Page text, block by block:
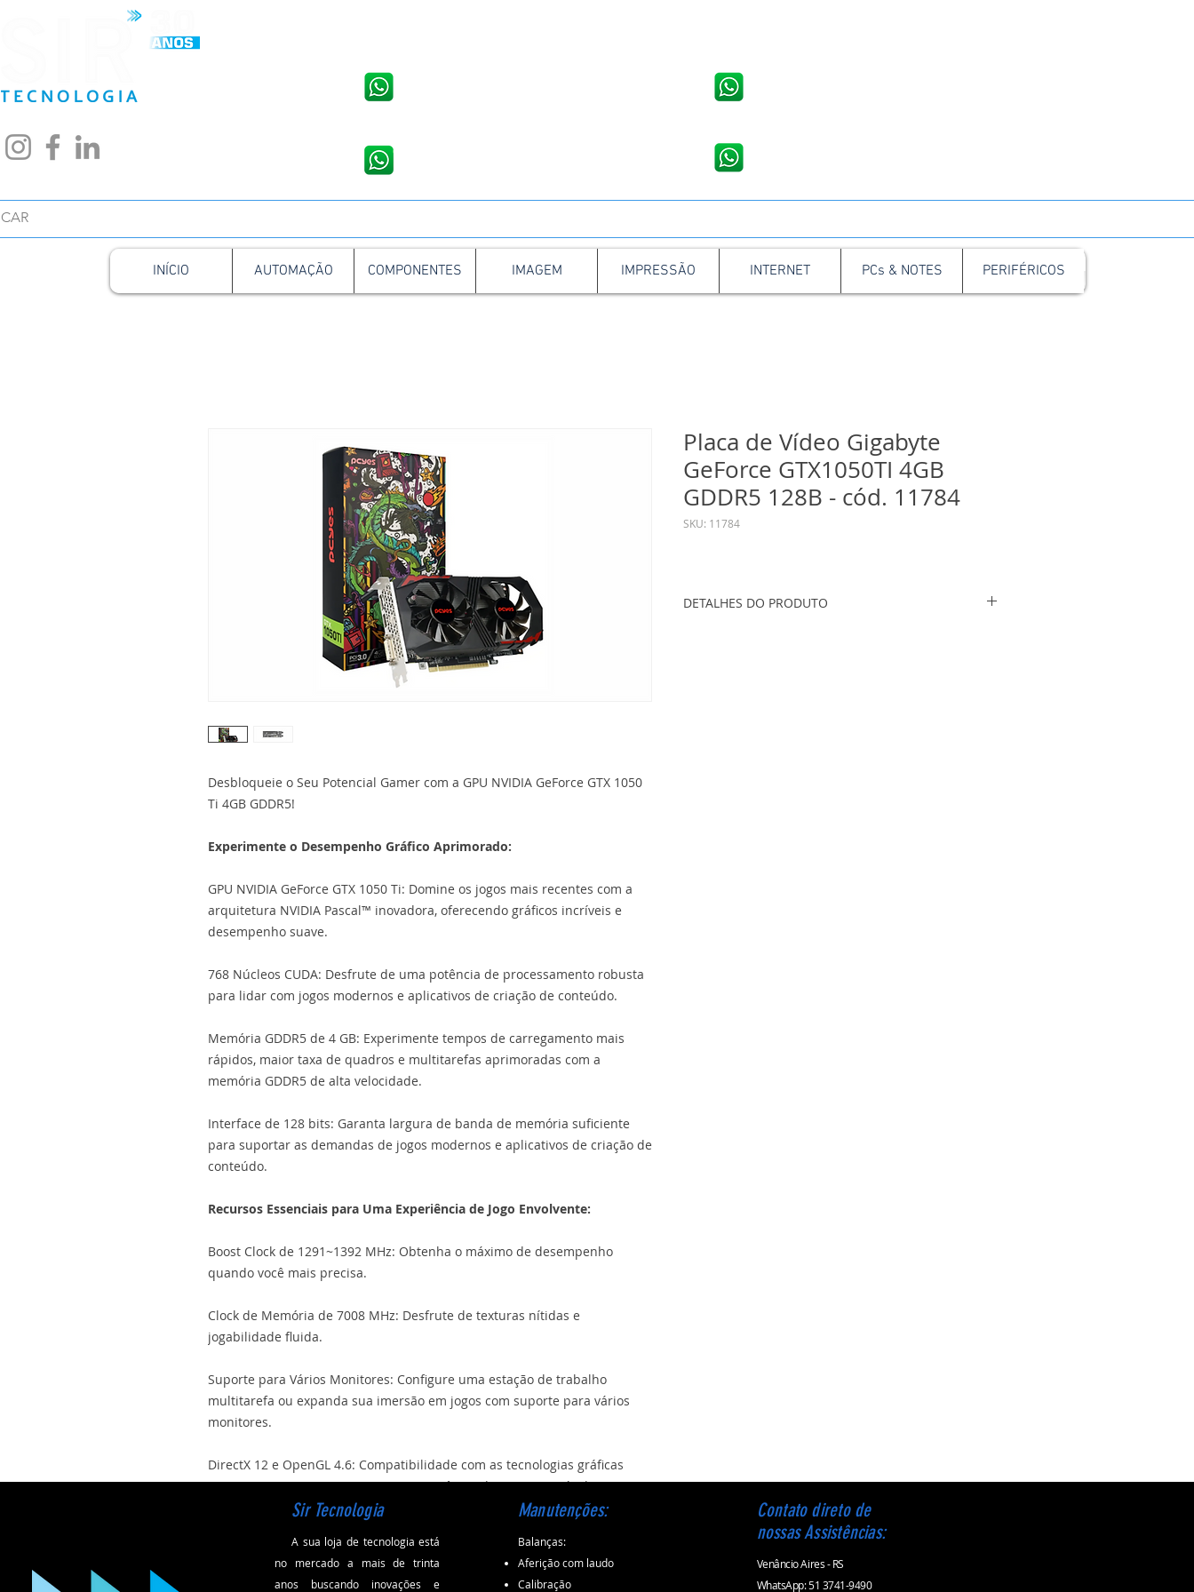
INÍCIO AUTOMAÇÃO COMPONENTES IMAGEM IMPRESSÃO INTERNET PCs & NOTES PERIFÉRICOS
Desbloqueie o Seu Potencial Gamer com a GPU NVIDIA GeForce GTX 1050
Ti 4GB GDDR5!
Experimente o Desempenho Gráfico Aprimorado:
GPU NVIDIA GeForce GTX 1050 Ti: Domine os jogos mais recentes com a
arquitetura NVIDIA Pascal™ inovadora, oferecendo gráficos incríveis e
desempenho suave.
768 Núcleos CUDA: Desfrute de uma potência de processamento robusta
para lidar com jogos modernos e aplicativos de criação de conteúdo.
Memória GDDR5 de 4 GB: Experimente tempos de carregamento mais
rápidos, maior taxa de quadros e multitarefas aprimoradas com a
memória GDDR5 de alta velocidade.
Interface de 128 bits: Garanta largura de banda de memória suficiente
para suportar as demandas de jogos modernos e aplicativos de criação de
conteúdo.
Recursos Essenciais para Uma Experiência de Jogo Envolvente:
Boost Clock de 1291~1392 MHz: Obtenha o máximo de desempenho
quando você mais precisa.
Clock de Memória de 7008 MHz: Desfrute de texturas nítidas e
jogabilidade fluida.
Suporte para Vários Monitores: Configure uma estação de trabalho
multitarefa ou expanda sua imersão em jogos com suporte para vários
monitores.
DirectX 12 e OpenGL 4.6: Compatibilidade com as tecnologias gráficas
mais recentes para garantir uma experiência de jogo impecável.
Placa de Vídeo Gigabyte
GeForce GTX1050TI 4GB
GDDR5 128B - cód. 11784
SKU: 11784
DETALHES DO PRODUTO
Sir Tecnologia
A sua loja de tecnologia está
no mercado a mais de trinta
anos buscando inovações e
Manutenções:
Balanças:
Aferição com laudo
Calibração
Contato direto de
nossas Assistências:
Venâncio Aires - RS
WhatsApp: 51 3741-9490